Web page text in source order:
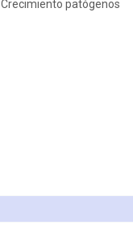
Crecimiento patógenos